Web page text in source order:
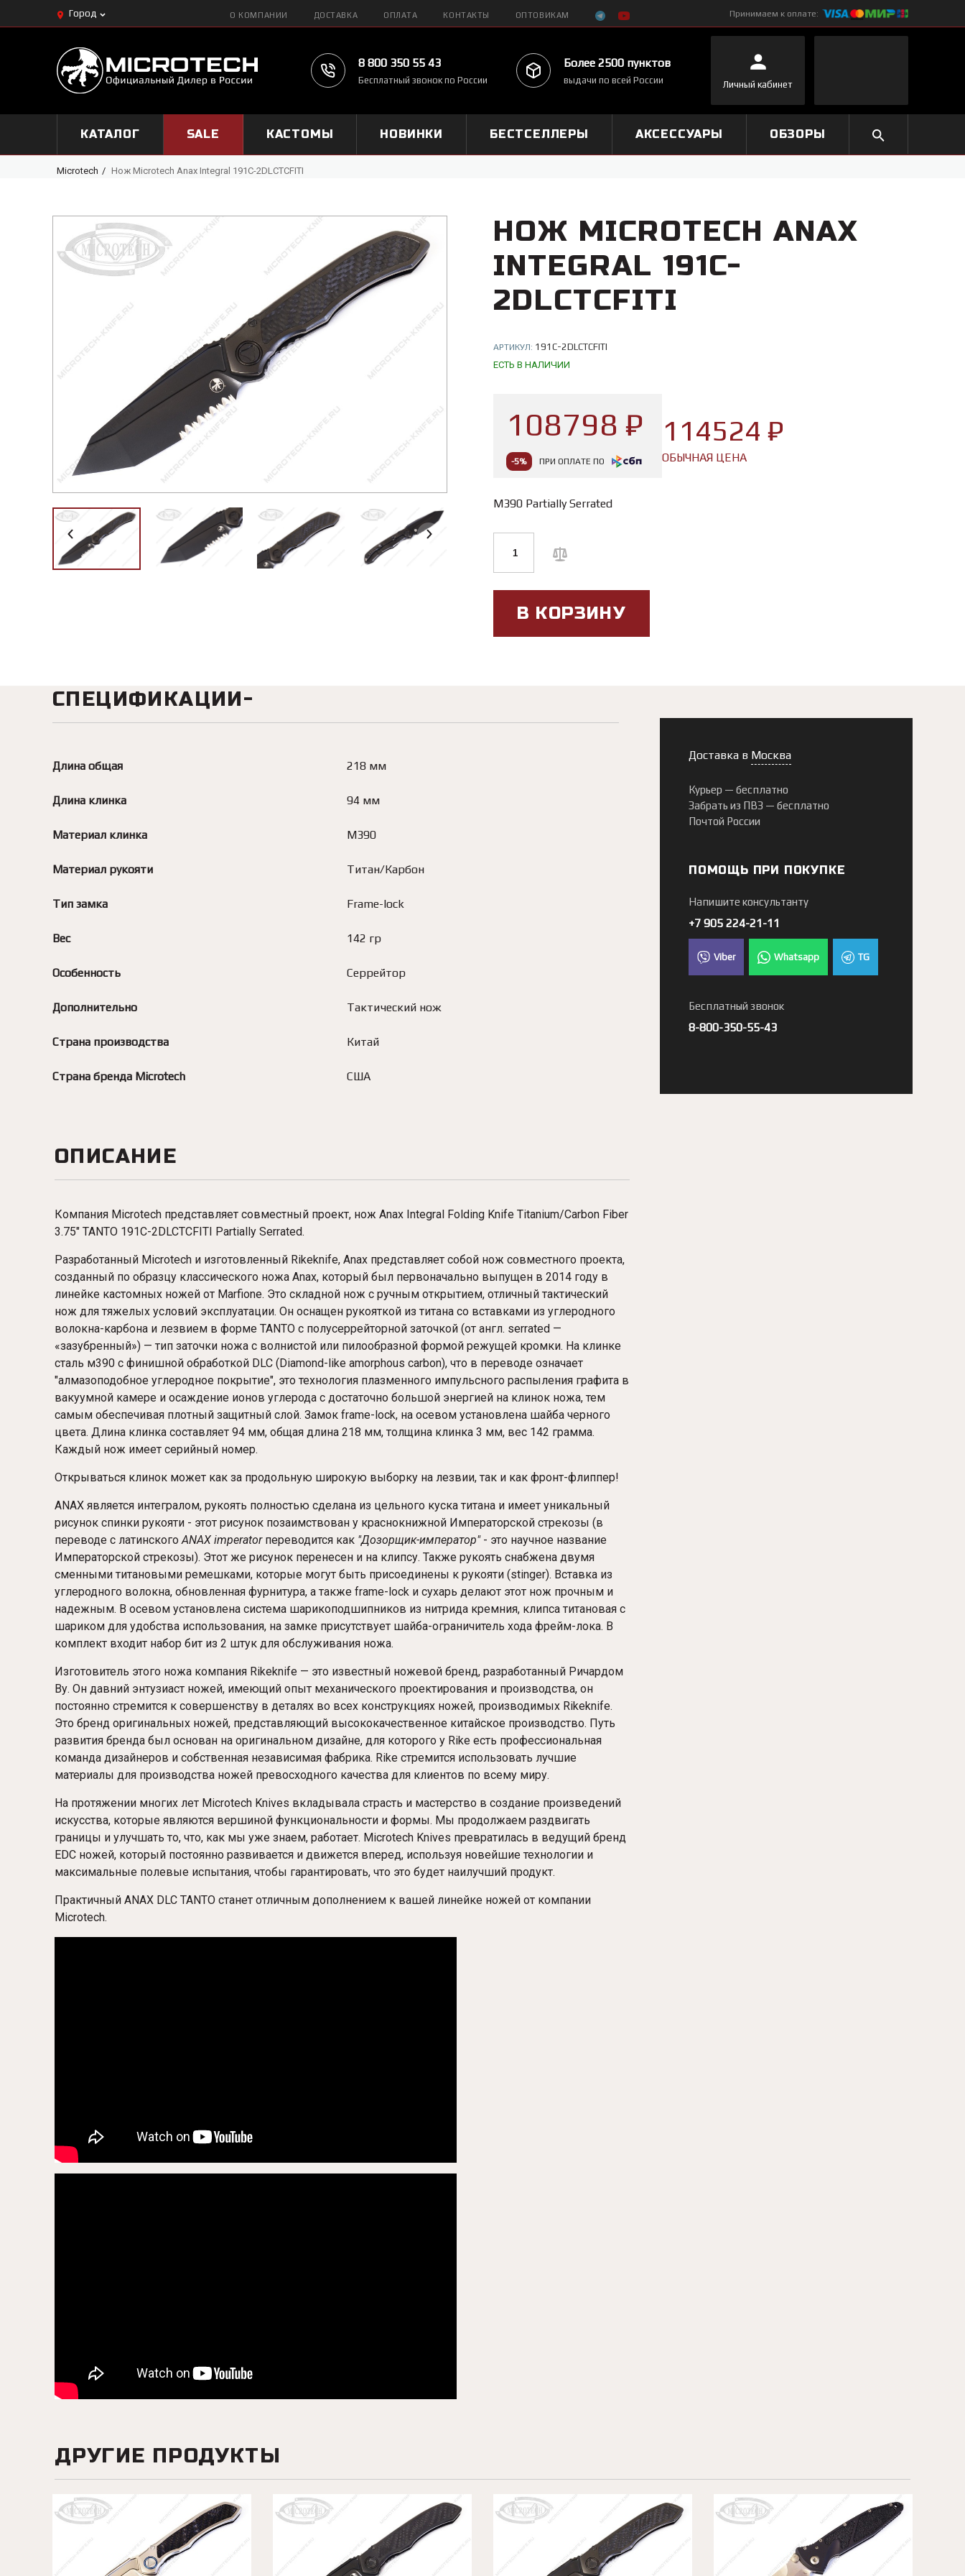
Город О КОМПАНИИ ДОСТАВКА ОПЛАТА КОНТАКТЫ ОПТОВИКАМ Принимаем к оплате:
8 800 350 55 43
Бесплатный звонок по России
Более 2500 пунктов
выдачи по всей России Личный кабинет
КАТАЛОГ SALE КАСТОМЫ НОВИНКИ БЕСТСЕЛЛЕРЫ АКСЕССУАРЫ ОБЗОРЫ
Microtech Нож Microtech Anax Integral 191C-2DLCTCFITI
НОЖ MICROTECH ANAX
INTEGRAL 191C-
2DLCTCFITI
АРТИКУЛ: 191C-2DLCTCFITI
ЕСТЬ В НАЛИЧИИ
108798 ₽
-5% ПРИ ОПЛАТЕ ПО
114524 ₽
ОБЫЧНАЯ ЦЕНА
M390 Partially Serrated
В КОРЗИНУ
СПЕЦИФИКАЦИИ
Длина общая 218 мм
Длина клинка 94 мм
Материал клинка M390
Материал рукояти Титан/Карбон
Тип замка Frame-lock
Вес 142 гр
Особенность Серрейтор
Дополнительно Тактический нож
Страна производства Китай
Страна бренда Microtech США
Доставка в Москва
Курьер — бесплатно
Забрать из ПВЗ — бесплатно
Почтой России
ПОМОЩЬ ПРИ ПОКУПКЕ
Напишите консультанту
+7 905 224-21-11
Viber Whatsapp TG
Бесплатный звонок
8-800-350-55-43
ОПИСАНИЕ
Компания Microtech представляет совместный проект, нож Anax Integral Folding Knife Titanium/Carbon Fiber
3.75" TANTO 191C-2DLCTCFITI Partially Serrated.
Разработанный Microtech и изготовленный Rikeknife, Anax представляет собой нож совместного проекта,
созданный по образцу классического ножа Anax, который был первоначально выпущен в 2014 году в
линейке кастомных ножей от Marfione. Это складной нож с ручным открытием, отличный тактический
нож для тяжелых условий эксплуатации. Он оснащен рукояткой из титана со вставками из углеродного
волокна-карбона и лезвием в форме TANTO с полусеррейторной заточкой (от англ. serrated —
«зазубренный») — тип заточки ножа с волнистой или пилообразной формой режущей кромки. На клинке
сталь м390 с финишной обработкой DLC (Diamond-like amorphous carbon), что в переводе означает
"алмазоподобное углеродное покрытие", это технология плазменного импульсного распыления графита в
вакуумной камере и осаждение ионов углерода с достаточно большой энергией на клинок ножа, тем
самым обеспечивая плотный защитный слой. Замок frame-lock, на осевом установлена шайба черного
цвета. Длина клинка составляет 94 мм, общая длина 218 мм, толщина клинка 3 мм, вес 142 грамма.
Каждый нож имеет серийный номер.
Открываться клинок может как за продольную широкую выборку на лезвии, так и как фронт-флиппер!
ANAX является интегралом, рукоять полностью сделана из цельного куска титана и имеет уникальный
рисунок спинки рукояти - этот рисунок позаимствован у краснокнижной Императорской стрекозы (в
переводе с латинскогоANAX imperatorпереводится как "Дозорщик-император"- это научное название
Императорской стрекозы). Этот же рисунок перенесен и на клипсу. Также рукоять снабжена двумя
сменными титановыми ремешками, которые могут быть присоединены к рукояти (stinger). Вставка из
углеродного волокна, обновленная фурнитура, а также frame-lock и сухарь делают этот нож прочным и
надежным. В осевом установлена система шарикоподшипников из нитрида кремния, клипса титановая с
шариком для удобства использования, на замке присутствует шайба-ограничитель хода фрейм-лока. В
комплект входит набор бит из 2 штук для обслуживания ножа.
Изготовитель этого ножа компания Rikeknife — это известный ножевой бренд, разработанный Ричардом
Ву. Он давний энтузиаст ножей, имеющий опыт механического проектирования и производства, он
постоянно стремится к совершенству в деталях во всех конструкциях ножей, производимых Rikeknife.
Это бренд оригинальных ножей, представляющий высококачественное китайское производство. Путь
развития бренда был основан на оригинальном дизайне, для которого у Rike есть профессиональная
команда дизайнеров и собственная независимая фабрика. Rike стремится использовать лучшие
материалы для производства ножей превосходного качества для клиентов по всему миру.
На протяжении многих лет Microtech Knives вкладывала страсть и мастерство в создание произведений
искусства, которые являются вершиной функциональности и формы. Мы продолжаем раздвигать
границы и улучшать то, что, как мы уже знаем, работает. Microtech Knives превратилась в ведущий бренд
EDC ножей, который постоянно развивается и движется вперед, используя новейшие технологии и
максимальные полевые испытания, чтобы гарантировать, что это будет наилучший продукт.
Практичный ANAX DLC TANTO станет отличным дополнением к вашей линейке ножей от компании
Microtech.
ДРУГИЕ ПРОДУКТЫ